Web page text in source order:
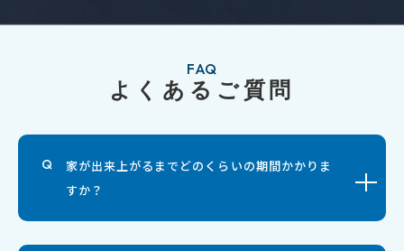
FAQ
よくあるご質問
家が出来上がるまでどのくらいの期間かかりま
すか？